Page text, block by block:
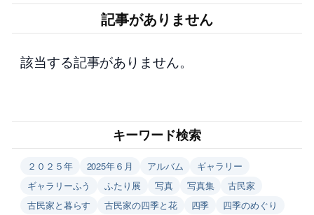
記事がありません
該当する記事がありません。
キーワード検索
２０２５年 2025年６月 アルバム
ギャラリー
ギャラリーふう
ふたり展 写真 写真集
古民家
古民家と暮らす
古民家の四季と花 四季
四季のめぐり